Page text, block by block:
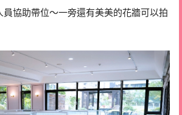
協助帶位～一旁還有美美的花牆可以拍